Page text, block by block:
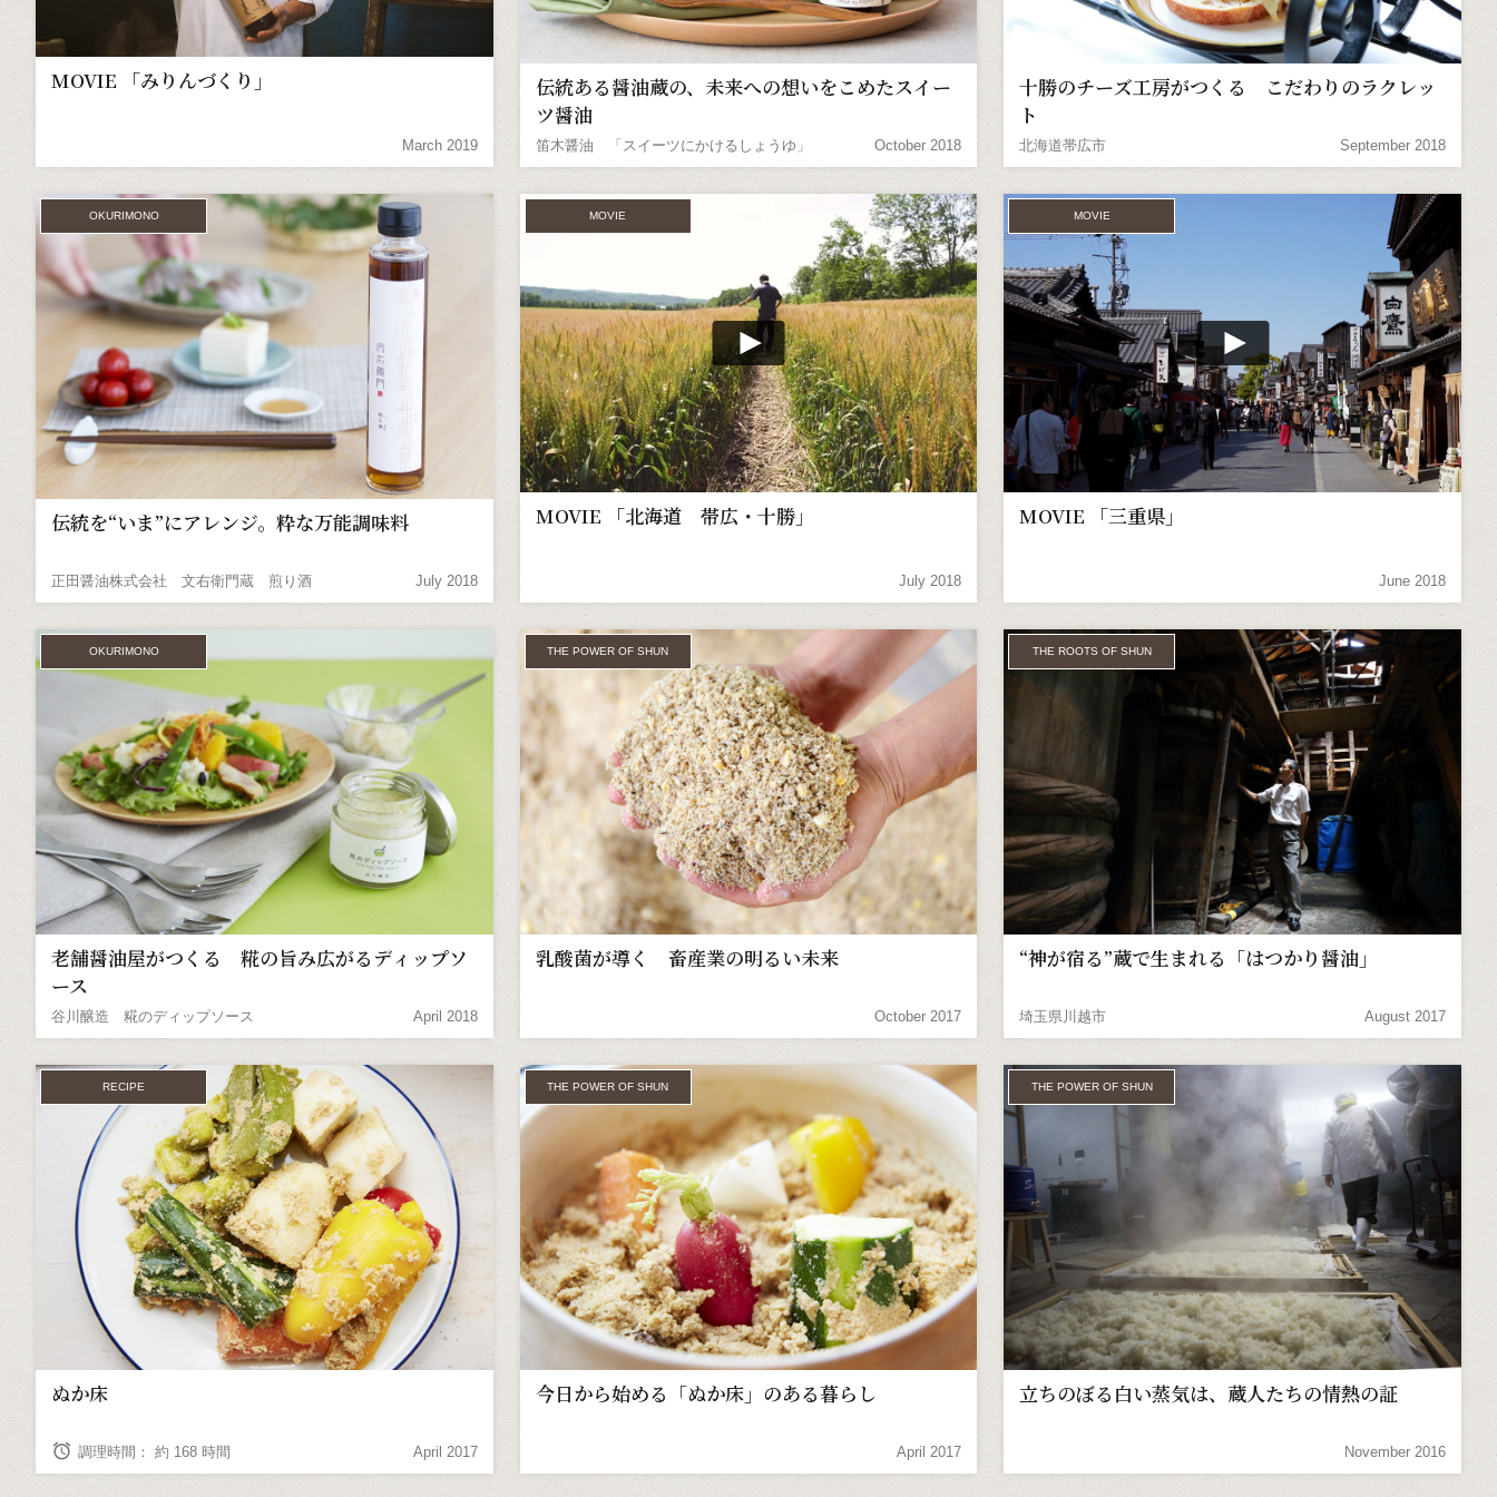
MOVIE 「みりんづくり」
March 2019
伝統ある醤油蔵の、未来への想いをこめたスイー
ツ醤油
笛木醤油 「スイーツにかけるしょうゆ」 October 2018
十勝のチーズ工房がつくる こだわりのラクレッ
ト
北海道帯広市 September 2018
OKURIMONO
伝統を“いま”にアレンジ。粋な万能調味料
正田醤油株式会社 文右衛門蔵 煎り酒 July 2018
MOVIE
MOVIE 「北海道 帯広・十勝」
July 2018
MOVIE
MOVIE 「三重県」
June 2018
OKURIMONO
老舗醤油屋がつくる 糀の旨み広がるディップソ
ース
谷川醸造 糀のディップソース April 2018
THE POWER OF SHUN
乳酸菌が導く 畜産業の明るい未来
October 2017
THE ROOTS OF SHUN
“神が宿る”蔵で生まれる「はつかり醤油」
埼玉県川越市 August 2017
RECIPE
ぬか床
alarm 調理時間： 約 168 時間 April 2017
THE POWER OF SHUN
今日から始める「ぬか床」のある暮らし
April 2017
THE POWER OF SHUN
立ちのぼる白い蒸気は、蔵人たちの情熱の証
November 2016